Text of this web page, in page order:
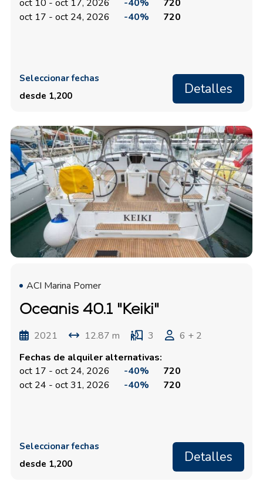
oct 10 - oct 17, 2026 -40%
720
oct 17 - oct 24, 2026
-40% 720
Seleccionar fechas
desde 1,200
Detalles
ACI Marina Pomer
Oceanis 40.1 "Keiki"
2021 12.87 m 3
6 + 2
Fechas de alquiler alternativas:
oct 17 - oct 24, 2026
-40%
720
oct 24 - oct 31, 2026
-40% 720
Seleccionar fechas
desde 1,200
Detalles